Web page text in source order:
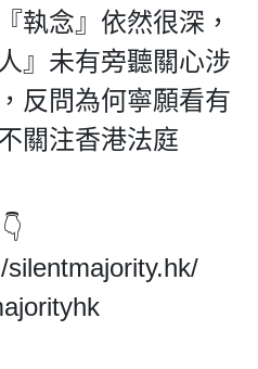
執念』依然很深，
』未有旁聽關心涉
反問為何寧願看有
關注香港法庭